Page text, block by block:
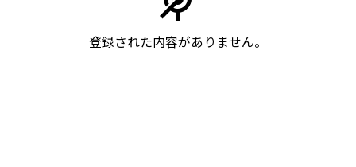
登録された内容がありません。